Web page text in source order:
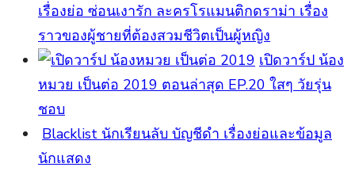
เรื่องย่อ ซ่อนเงารัก ละครโรแมนติกดราม่า เรื่อง
ราวของผู้ชายที่ต้องสวมชีวิตเป็นผู้หญิง
เปิดวาร์ป น้อง
หมวย เป็นต่อ 2019 ตอนล่าสุด EP.20 ใสๆ วัยรุ่น
ชอบ
Blacklist นักเรียนลับ บัญชีดำ เรื่องย่อและข้อมูล
นักแสดง